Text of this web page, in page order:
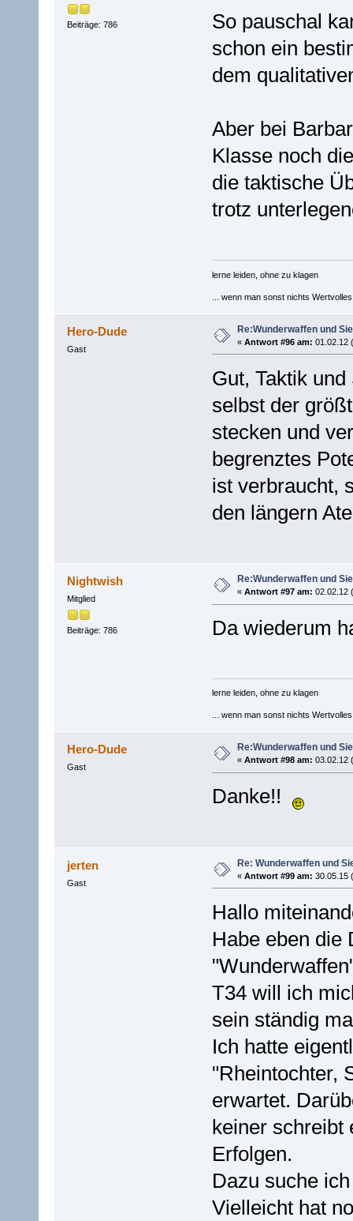
Beiträge: 786
So pauschal
schon ein
dem
Aber bei
Klasse noch
die taktische
trotz
lerne leiden, ohne zu klagen
... wenn man sonst nichts
Hero-Dude
Gast
Re:Wunderwaffen und
« Antwort #96 am: 01.02.12
Gut, Taktik
selbst der
stecken und
begrenztes
ist verbraucht,
den längern
Nightwish
Mitglied
Beiträge: 786
Re:Wunderwaffen und
« Antwort #97 am: 02.02.12
Da wiederum
lerne leiden, ohne zu klagen
... wenn man sonst nichts
Hero-Dude
Gast
Re:Wunderwaffen und
« Antwort #98 am: 03.02.12
Danke!!
jerten
Gast
Re: Wunderwaffen und
« Antwort #99 am: 30.05.15
Hallo
Habe eben die
T34 will ich
sein ständig
Ich hatte
"Rheintochter,
erwartet.
keiner schreibt
Erfolgen.
Dazu suche
Vielleicht hat